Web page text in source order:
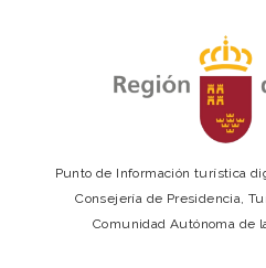
Punto de Información turística
Consejería de Presidencia,
Comunidad Autónoma de